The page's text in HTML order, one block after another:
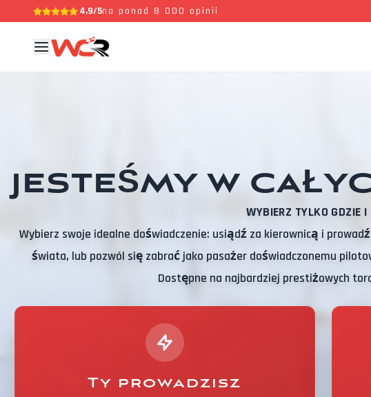
4,9/5na ponad 8 000 opinii
JESTEŚMY W
WYBIERZ TYLKO GDZIE I
Wybierz swoje idealne doświadczenie: usiądź za kierownicą i
świata, lub pozwól się zabrać jako pasażer doświadczonemu
Dostępne na najbardziej prestiżowych
Ty prowadzisz